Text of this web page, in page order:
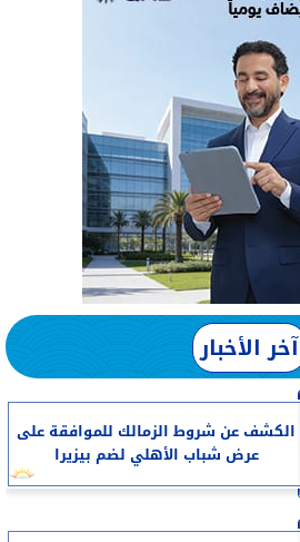
آخر الأخبار
الكشف عن شروط الزمالك للموافقة على
عرض شباب الأهلي لضم بيزيرا